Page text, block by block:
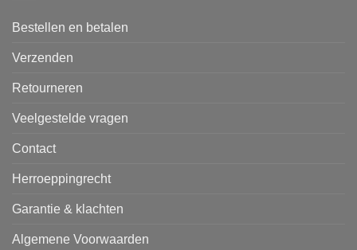
Bestellen en betalen
Verzenden
Retourneren
Veelgestelde vragen
Contact
Herroeppingrecht
Garantie & klachten
Algemene Voorwaarden